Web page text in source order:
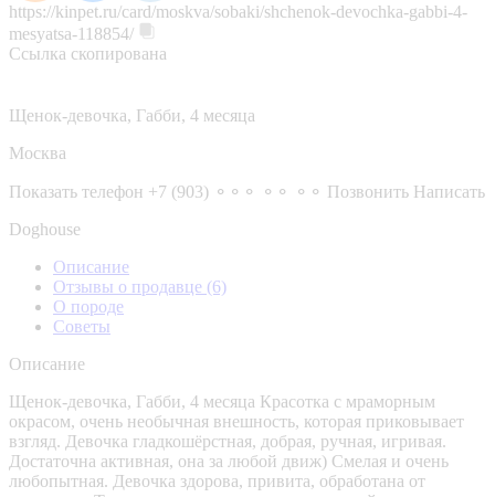
https://kinpet.ru/card/moskva/sobaki/shchenok-devochka-gabbi-4-
mesyatsa-118854/
Ссылка скопирована
Щенок-девочка, Габби, 4 месяца
Москва
Показать телефон +7 (903) ⚬⚬⚬ ⚬⚬ ⚬⚬ Позвонить Написать
Doghouse
Описание
Отзывы о продавце (6)
О породе
Советы
Описание
Щенок-девочка, Габби, 4 месяца Красотка с мраморным
окрасом, очень необычная внешность, которая приковывает
взгляд. Девочка гладкошёрстная, добрая, ручная, игривая.
Достаточна активная, она за любой движ) Смелая и очень
любопытная. Девочка здорова, привита, обработана от